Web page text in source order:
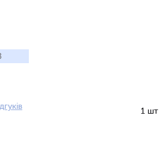
1 шт